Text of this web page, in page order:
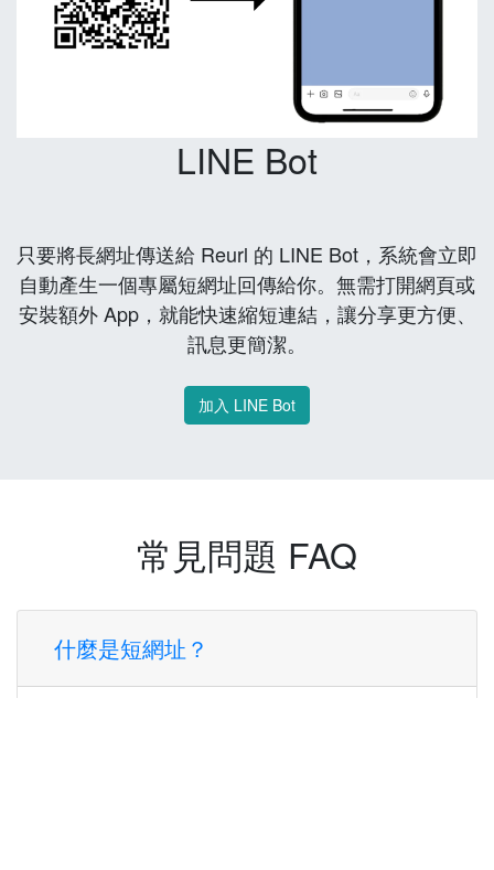
LINE Bot
只要將長網址傳送給 Reurl 的 LINE Bot，系統會立即
自動產生一個專屬短網址回傳給你。無需打開網頁或
安裝額外 App，就能快速縮短連結，讓分享更方便、
訊息更簡潔。
加入 LINE Bot
常見問題 FAQ
什麼是短網址？